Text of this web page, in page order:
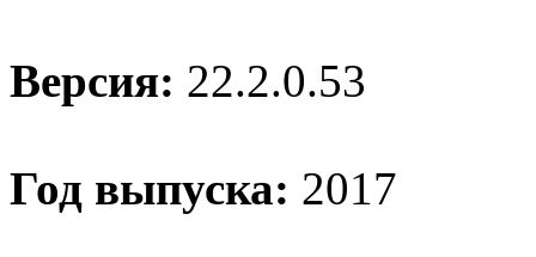
Версия: 22.2.0.53
Год выпуска: 2017